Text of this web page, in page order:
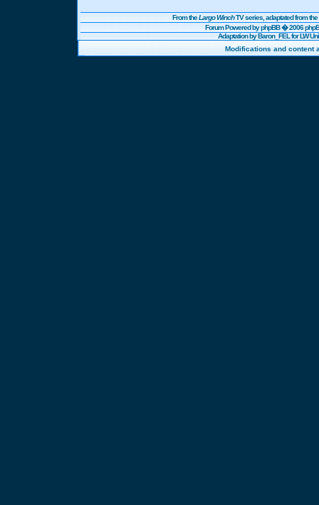
From theLargo WinchTV series, adaptated from
Forum Powered byphpBB� 2006
Adaptation by Baron_FEL for LW
Modifications and content